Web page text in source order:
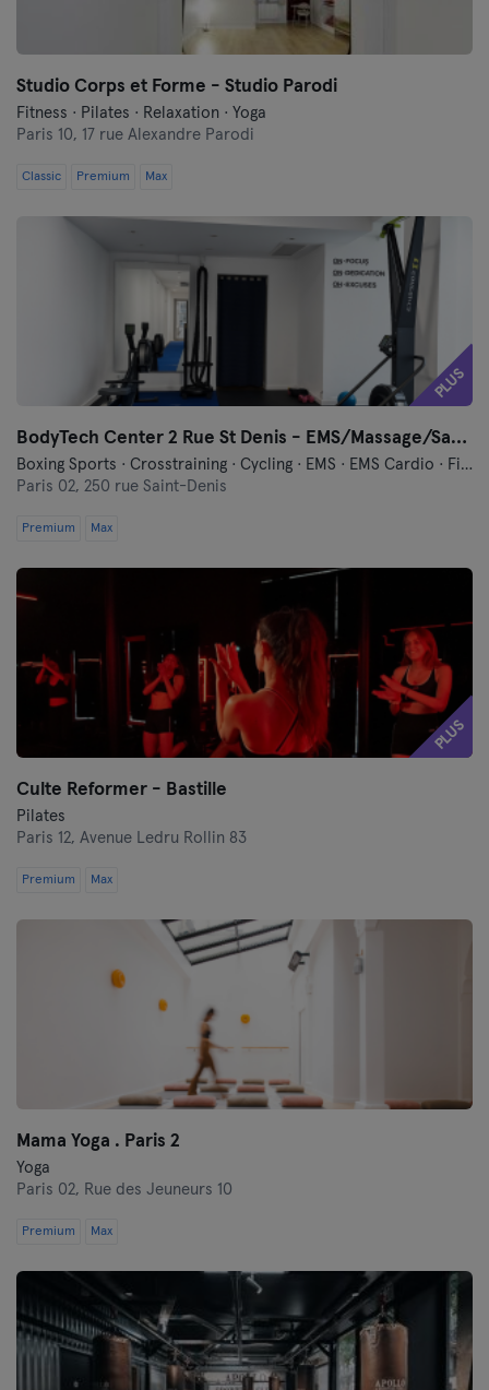
Studio Corps et Forme - Studio Parodi
Fitness · Pilates · Relaxation · Yoga
Paris 10, 17 rue Alexandre Parodi
Classic Premium Max
PLUS
BodyTech Center 2 Rue St Denis - EMS/Massage/Sauna
Boxing Sports · Crosstraining · Cycling · EMS · EMS Cardio · Fitness · Hyrox · Massage · Meditation · Pilates · Relaxation · Running · Vibration Training · Yoga
Paris 02, 250 rue Saint-Denis
Premium Max
PLUS
Culte Reformer - Bastille
Pilates
Paris 12, Avenue Ledru Rollin 83
Premium Max
Mama Yoga . Paris 2
Yoga
Paris 02, Rue des Jeuneurs 10
Premium Max